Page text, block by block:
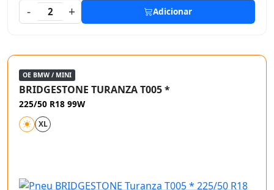
-
2 + Adicionar
OE BMW / MINI
BRIDGESTONE TURANZA T005 *
225/50 R18 99W
XL